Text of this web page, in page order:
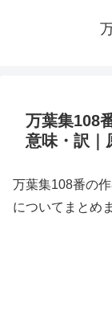
万葉集108
意味・訳｜
万葉集108番の
についてまとめ